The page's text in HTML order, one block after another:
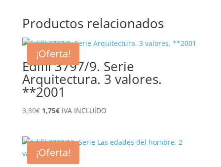
Productos relacionados
¡Oferta!
Edifil 3797/9. Serie
Arquitectura. 3 valores.
**2001
3,80€ El
era:
3,80€.
1,75€El
es:
1,75€.
IVA INCLUÍDO
¡Oferta!